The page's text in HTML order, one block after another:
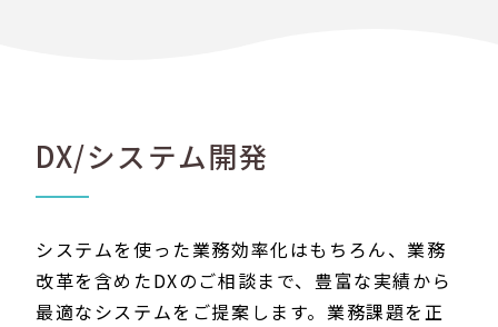
DX/システム開発
システムを使った業務効率化はもちろん、業務
改革を含めたDXのご相談まで、豊富な実績から
最適なシステムをご提案します。業務課題を正